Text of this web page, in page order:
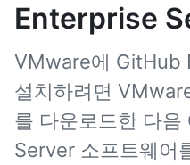
Enterprise
VMware에 GitHub
설치하려면
를 다운로드한 다
Server 소프트웨어